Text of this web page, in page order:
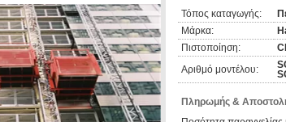
Τόπος καταγωγής:
Μάρκα:
Πιστοποίηση:
Αριθμό μοντέλου:
Πληρωμής &